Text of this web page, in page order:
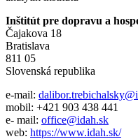
Inštitút pre dopravu a
Čajakova 18
Bratislava
811 05
Slovenská republika
e-mail:
mobil: +421 903 438 441
e- mail: office@idah.sk
web: https://www.idah.sk/